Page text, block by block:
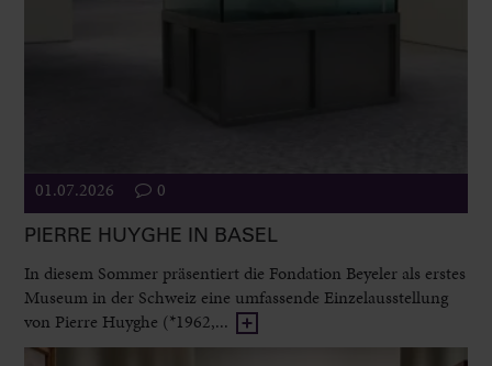
01.07.2026 0
PIERRE HUYGHE IN BASEL
In diesem Sommer präsentiert die Fondation Beyeler als erstes
Museum in der Schweiz eine umfassende Einzelausstellung
von Pierre Huyghe (*1962,...